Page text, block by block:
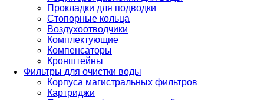
Прокладки для подводки
Стопорные кольца
Воздухоотводчики
Комплектующие
Компенсаторы
Кронштейны
Фильтры для очистки воды
Корпуса магистральных фильтров
Картриджи